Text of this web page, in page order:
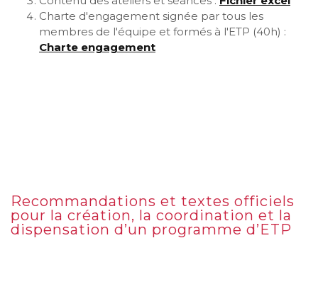
Charte d'engagement signée par tous les
membres de l'équipe et formés à l'ETP (40h) :
Charte engagement
Recommandations et textes officiels
pour la création, la coordination et la
dispensation d’un programme d’ETP